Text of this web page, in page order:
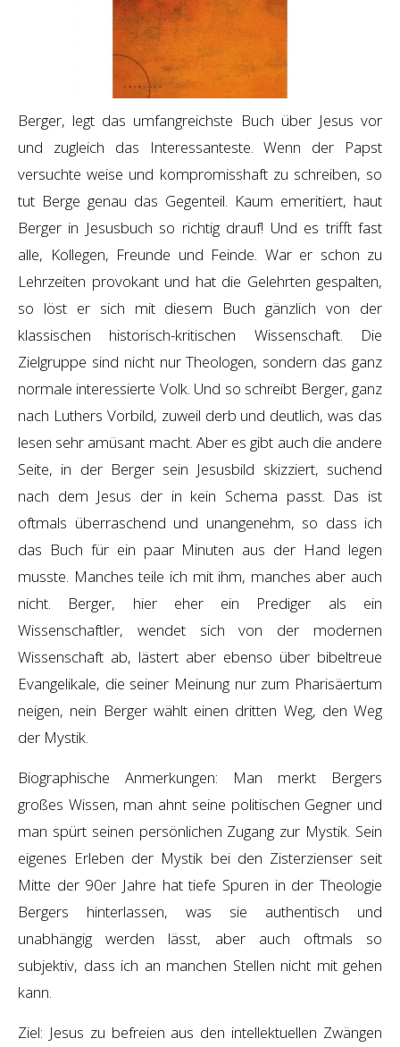
Berger, legt das umfangreichste Buch über Jesus vor
und zugleich das Interessanteste. Wenn der Papst
versuchte weise und kompromisshaft zu schreiben, so
tut Berge genau das Gegenteil. Kaum emeritiert, haut
Berger in Jesusbuch so richtig drauf! Und es trifft fast
alle, Kollegen, Freunde und Feinde. War er schon zu
Lehrzeiten provokant und hat die Gelehrten gespalten,
so löst er sich mit diesem Buch gänzlich von der
klassischen historisch-kritischen Wissenschaft. Die
Zielgruppe sind nicht nur Theologen, sondern das ganz
normale interessierte Volk. Und so schreibt Berger, ganz
nach Luthers Vorbild, zuweil derb und deutlich, was das
lesen sehr amüsant macht. Aber es gibt auch die andere
Seite, in der Berger sein Jesusbild skizziert, suchend
nach dem Jesus der in kein Schema passt. Das ist
oftmals überraschend und unangenehm, so dass ich
das Buch für ein paar Minuten aus der Hand legen
musste. Manches teile ich mit ihm, manches aber auch
nicht. Berger, hier eher ein Prediger als ein
Wissenschaftler, wendet sich von der modernen
Wissenschaft ab, lästert aber ebenso über bibeltreue
Evangelikale, die seiner Meinung nur zum Pharisäertum
neigen, nein Berger wählt einen dritten Weg, den Weg
der Mystik.
Biographische Anmerkungen: Man merkt Bergers
großes Wissen, man ahnt seine politischen Gegner und
man spürt seinen persönlichen Zugang zur Mystik. Sein
eigenes Erleben der Mystik bei den Zisterzienser seit
Mitte der 90er Jahre hat tiefe Spuren in der Theologie
Bergers hinterlassen, was sie authentisch und
unabhängig werden lässt, aber auch oftmals so
subjektiv, dass ich an manchen Stellen nicht mit gehen
kann.
Ziel: Jesus zu befreien aus den intellektuellen Zwängen